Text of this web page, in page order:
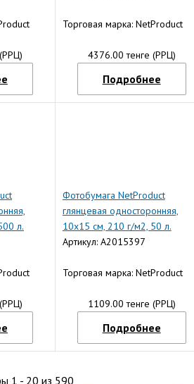
Торговая марка: NetProduct
4376.00 тенге (РРЦ)
Подробнее
л.
Фотобумага NetProduct
глянцевая односторонняя,
10x15 см, 210 г/м2, 50 л.
Артикул: A2015397
Торговая марка: NetProduct
1109.00 тенге (РРЦ)
Подробнее
1 - 20 из 590